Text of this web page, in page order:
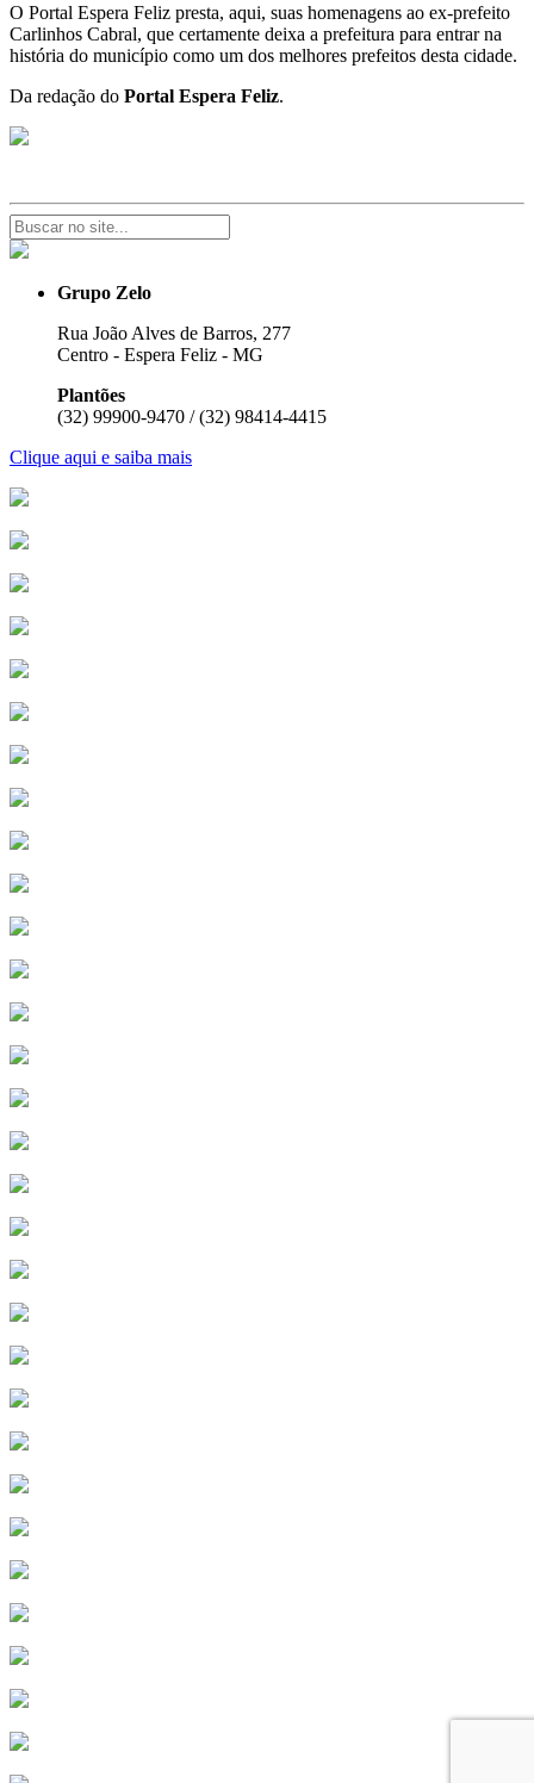
O Portal Espera Feliz presta, aqui, suas homenagens ao ex-prefeito
Carlinhos Cabral, que certamente deixa a prefeitura para entrar na
história do município como um dos melhores prefeitos desta cidade.
Da redação do Portal Espera Feliz.
Grupo Zelo
Rua João Alves de Barros, 277
Centro - Espera Feliz - MG
Plantões
(32) 99900-9470 / (32) 98414-4415
Clique aqui e saiba mais